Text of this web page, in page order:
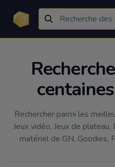
Rechercher parmi les
Jeux vidéo, Jeux de plateau,
matériel de GN, Goodies,